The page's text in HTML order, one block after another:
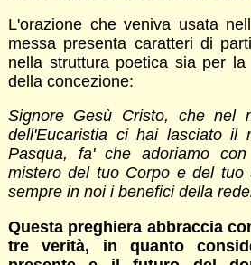
L'orazione che veniva usata
messa presenta caratteri di
nella struttura poetica sia per la
della concezione:
Signore Gesù Cristo, che nel
dell'Eucaristia ci hai lasciato il
Pasqua, fa' che adoriamo
mistero del tuo Corpo e del tuo
sempre in noi i benefici della
Questa preghiera abbraccia
tre verità, in quanto